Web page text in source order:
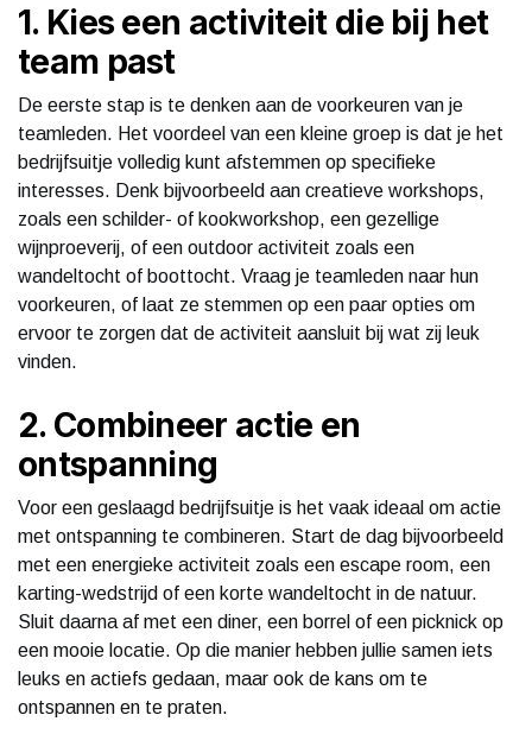
1. Kies een activiteit die bij het
team past
De eerste stap is te denken aan de voorkeuren van je
teamleden. Het voordeel van een kleine groep is dat je het
bedrijfsuitje volledig kunt afstemmen op specifieke
interesses. Denk bijvoorbeeld aan creatieve workshops,
zoals een schilder- of kookworkshop, een gezellige
wijnproeverij, of een outdoor activiteit zoals een
wandeltocht of boottocht. Vraag je teamleden naar hun
voorkeuren, of laat ze stemmen op een paar opties om
ervoor te zorgen dat de activiteit aansluit bij wat zij leuk
vinden.
2. Combineer actie en
ontspanning
Voor een geslaagd bedrijfsuitje is het vaak ideaal om actie
met ontspanning te combineren. Start de dag bijvoorbeeld
met een energieke activiteit zoals een escape room, een
karting-wedstrijd of een korte wandeltocht in de natuur.
Sluit daarna af met een diner, een borrel of een picknick op
een mooie locatie. Op die manier hebben jullie samen iets
leuks en actiefs gedaan, maar ook de kans om te
ontspannen en te praten.